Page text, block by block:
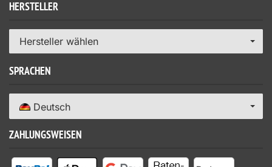
HERSTELLER
Hersteller wählen
SPRACHEN
Deutsch
ZAHLUNGSWEISEN